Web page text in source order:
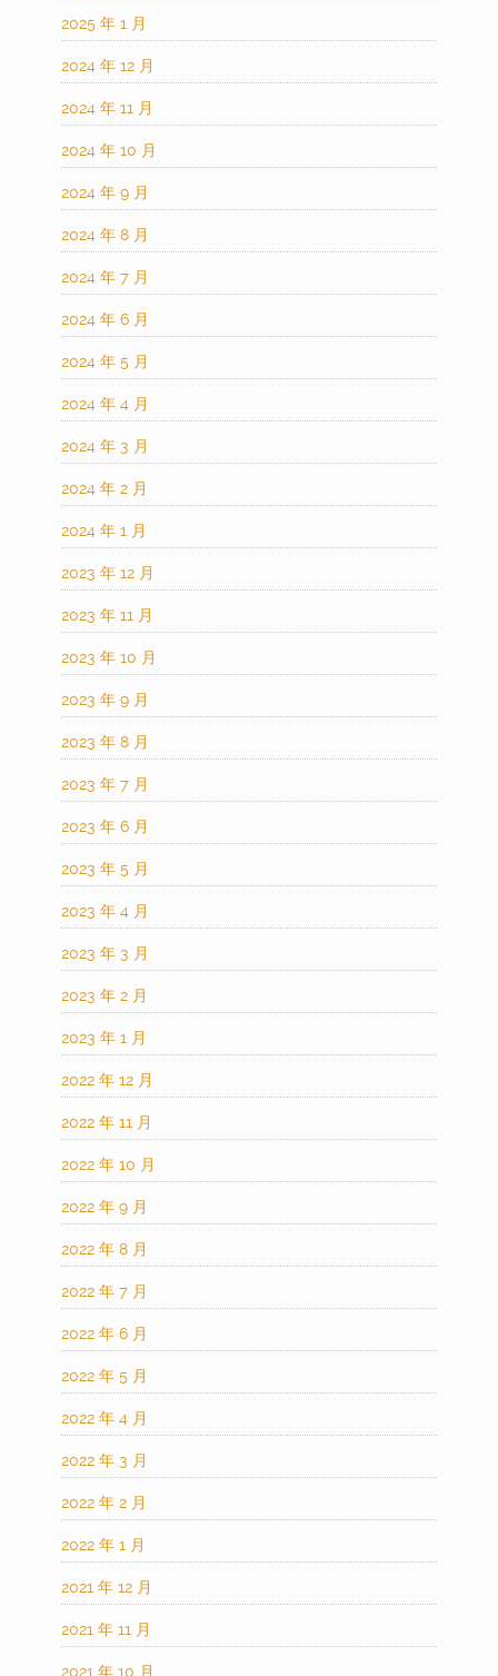
2025 年 1 月
2024 年 12 月
2024 年 11 月
2024 年 10 月
2024 年 9 月
2024 年 8 月
2024 年 7 月
2024 年 6 月
2024 年 5 月
2024 年 4 月
2024 年 3 月
2024 年 2 月
2024 年 1 月
2023 年 12 月
2023 年 11 月
2023 年 10 月
2023 年 9 月
2023 年 8 月
2023 年 7 月
2023 年 6 月
2023 年 5 月
2023 年 4 月
2023 年 3 月
2023 年 2 月
2023 年 1 月
2022 年 12 月
2022 年 11 月
2022 年 10 月
2022 年 9 月
2022 年 8 月
2022 年 7 月
2022 年 6 月
2022 年 5 月
2022 年 4 月
2022 年 3 月
2022 年 2 月
2022 年 1 月
2021 年 12 月
2021 年 11 月
2021 年 10 月